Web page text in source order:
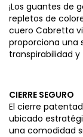
¡Los guantes de
repletos de
cuero Cabretta
proporciona una
transpirabilidad y
CIERRE SEGURO
El cierre
ubicado
una comodidad